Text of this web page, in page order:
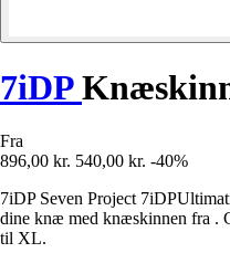
7iDP
Fra
896,00 kr. 540,00 kr. -40%
7iDP Seven Project
dine knæ med knæskinnen fra .
til XL.